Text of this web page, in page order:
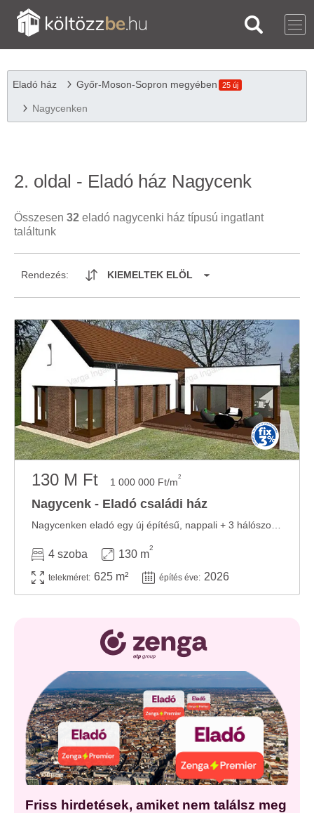
Eladó ház Győr-Moson-Sopron megyében 25 új
Nagycenken
2. oldal - Eladó ház Nagycenk
Összesen 32 eladó nagycenki ház típusú ingatlant
találtunk
Rendezés: KIEMELTEK ELÖL
130 M Ft 1 000 000 Ft/m2
Nagycenk - Eladó családi ház
4 szoba 130 m
2
telekméret: 625 m² építés éve: 2026
Friss hirdetések, amiket nem találsz meg